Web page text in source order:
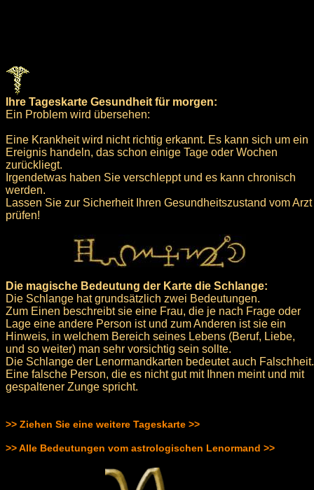
Ihre Tageskarte Gesundheit für morgen:
Ein Problem wird übersehen:
Eine Krankheit wird nicht richtig erkannt. Es kann sich um ein
Ereignis handeln, das schon einige Tage oder Wochen
zurückliegt.
Irgendetwas haben Sie verschleppt und es kann chronisch
werden.
Lassen Sie zur Sicherheit Ihren Gesundheitszustand vom Arzt
prüfen!
Die magische Bedeutung der Karte die Schlange:
Die Schlange hat grundsätzlich zwei Bedeutungen.
Zum Einen beschreibt sie eine Frau, die je nach Frage oder
Lage eine andere Person ist und zum Anderen ist sie ein
Hinweis, in welchem Bereich seines Lebens (Beruf, Liebe,
und so weiter) man sehr vorsichtig sein sollte.
Die Schlange der Lenormandkarten bedeutet auch Falschheit.
Eine falsche Person, die es nicht gut mit Ihnen meint und mit
gespaltener Zunge spricht.
>> Ziehen Sie eine weitere Tageskarte >>
>> Alle Bedeutungen vom astrologischen Lenormand >>